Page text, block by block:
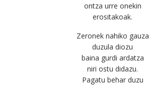
ontza urre onekin
erositakoak.
Zeronek nahiko gauza
duzula diozu
baina gurdi ardatza
niri ostu didazu.
Pagatu behar duzu